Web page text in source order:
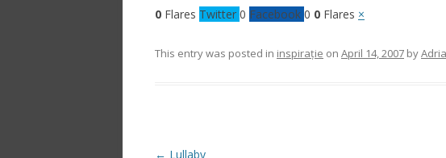
0 Flares Twitter 0 Facebook 0 0 Flares ×
This entry was posted in inspirație on April 14, 2007 by
Post
← Lullaby